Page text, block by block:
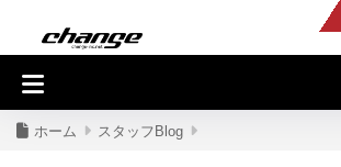
入庫車情報
ホーム スタッフBlog